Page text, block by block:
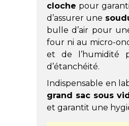
cloche pour
d’assurer une
bulle d’air pour
four ni au micro-
et de l’humidité
d’étanchéité.
Indispensable en
grand sac sous
et garantit une